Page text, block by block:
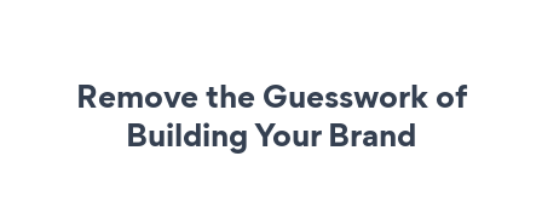
Remove the Guesswork of
Building Your Brand